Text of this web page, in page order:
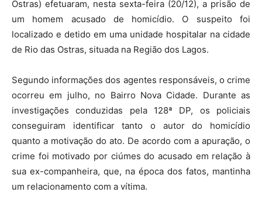
Ostras) efetuaram, nesta sexta-feira (20/12), a prisão de
um homem acusado de homicídio. O suspeito foi
localizado e detido em uma unidade hospitalar na cidade
de Rio das Ostras, situada na Região dos Lagos.
Segundo informações dos agentes responsáveis, o crime
ocorreu em julho, no Bairro Nova Cidade. Durante as
investigações conduzidas pela 128ª DP, os policiais
conseguiram identificar tanto o autor do homicídio
quanto a motivação do ato. De acordo com a apuração, o
crime foi motivado por ciúmes do acusado em relação à
sua ex-companheira, que, na época dos fatos, mantinha
um relacionamento com a vítima.